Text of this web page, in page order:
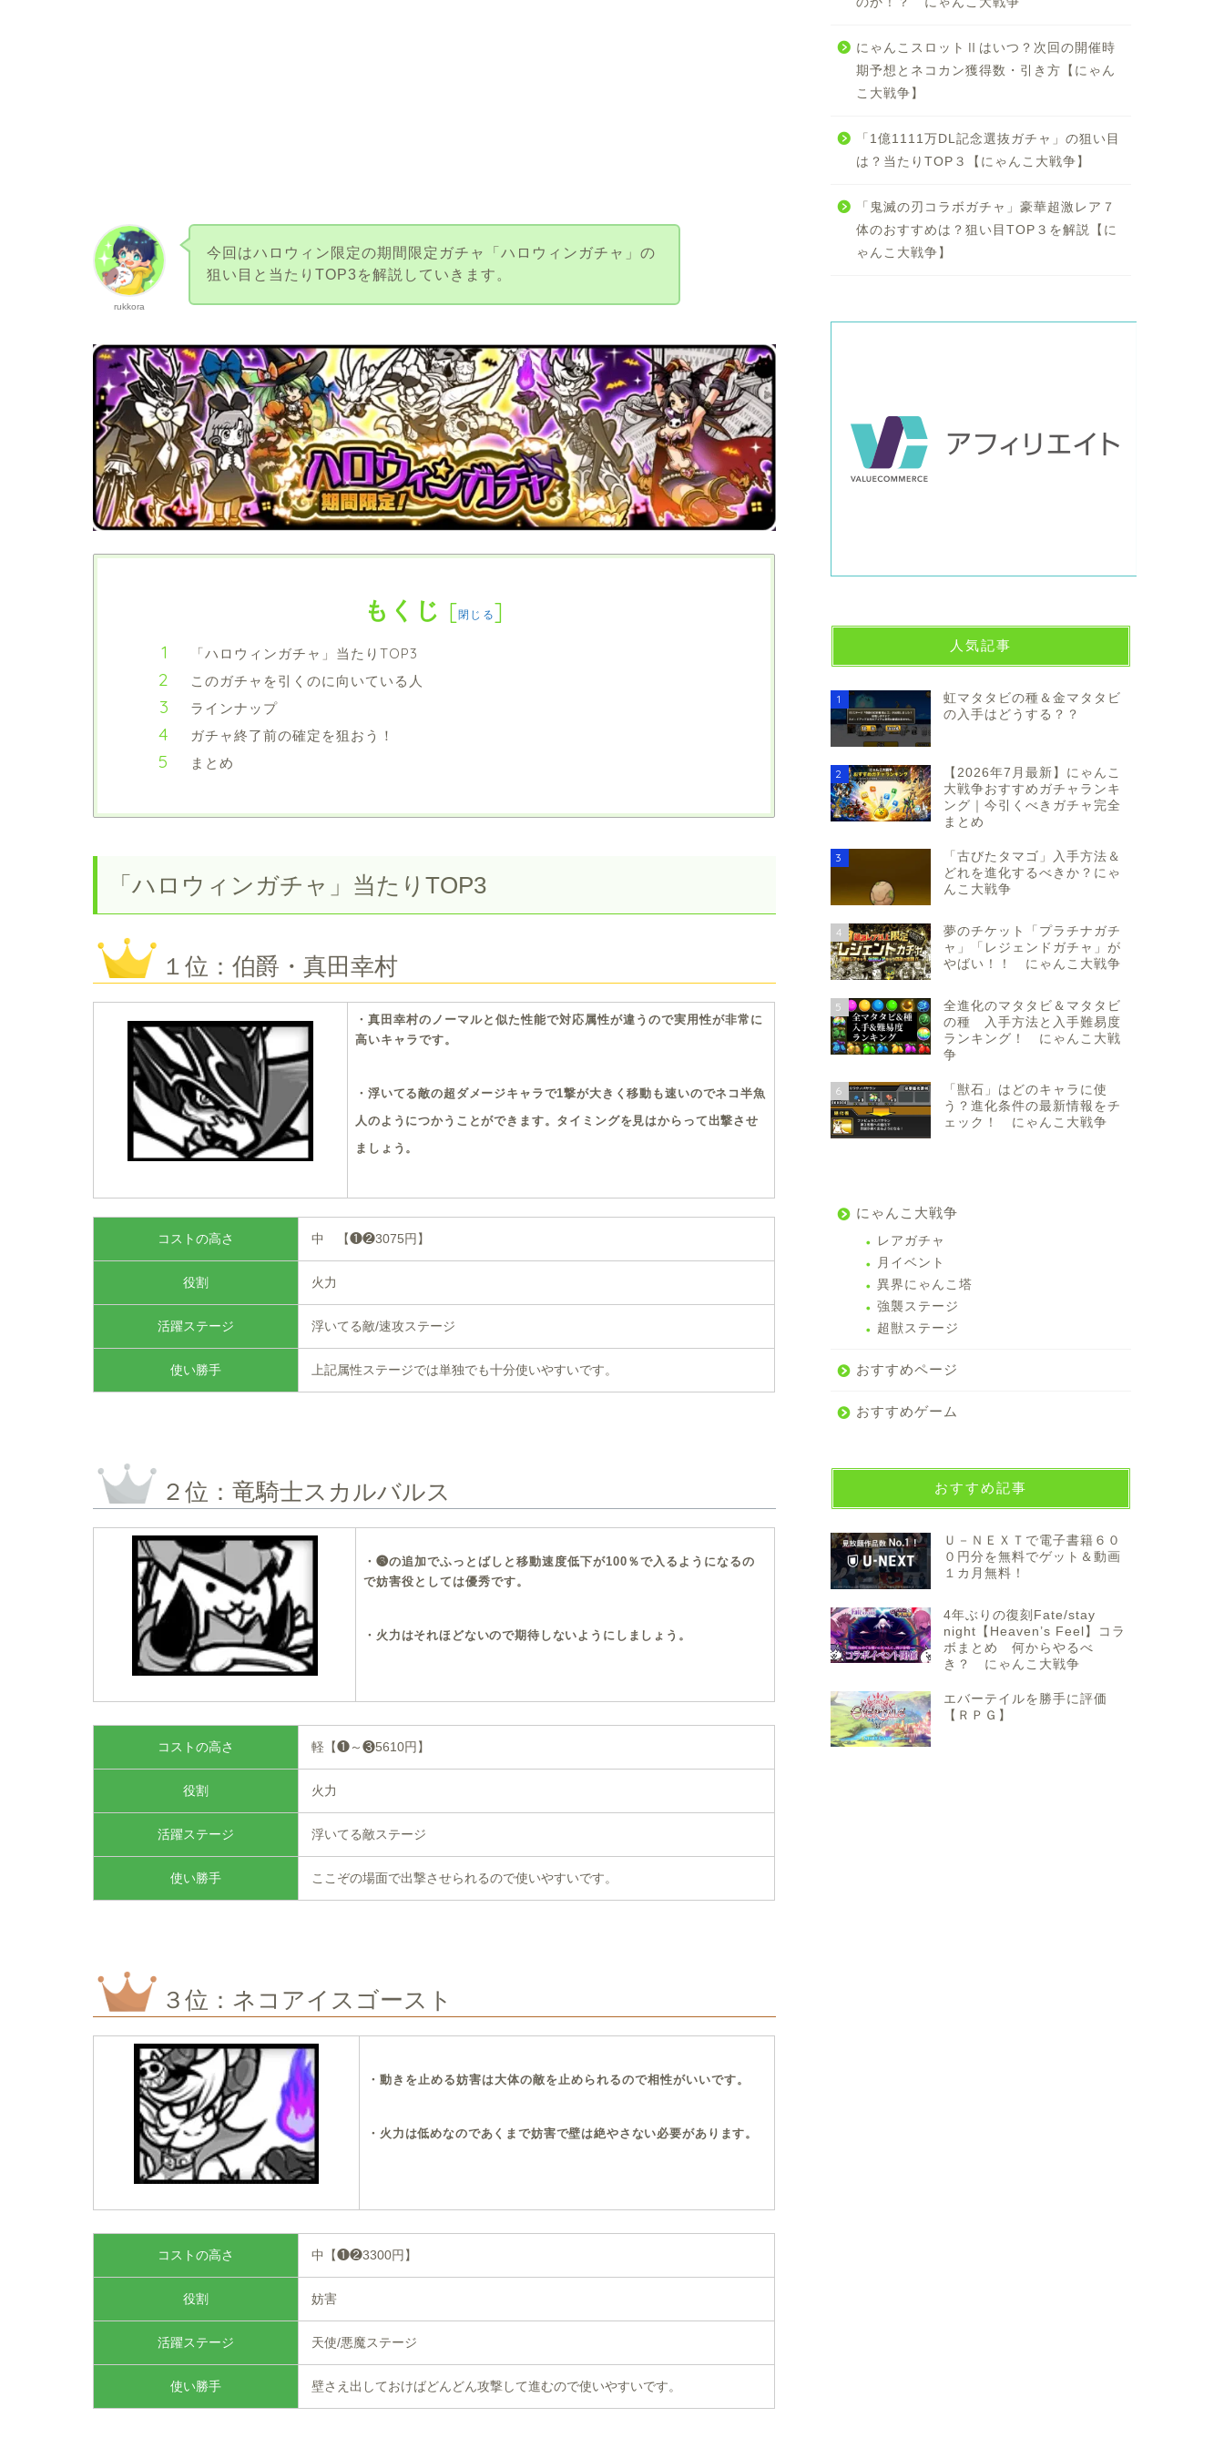
rukkora
今回はハロウィン限定の期間限定ガチャ「ハロウィンガチャ」の
狙い目と当たりTOP3を解説していきます。
もくじ [閉じる]
「ハロウィンガチャ」当たりTOP3
このガチャを引くのに向いている人
ラインナップ
ガチャ終了前の確定を狙おう！
まとめ
「ハロウィンガチャ」当たりTOP3
１位：伯爵・真田幸村
・真田幸村のノーマルと似た性能で対応属性が違うので実用性が非常に
高いキャラです。
・浮いてる敵の超ダメージキャラで1撃が大きく移動も速いのでネコ半魚
人のようにつかうことができます。タイミングを見はからって出撃させ
ましょう。
コストの高さ 中 【❶❷3075円】
役割 火力
活躍ステージ 浮いてる敵/速攻ステージ
使い勝手 上記属性ステージでは単独でも十分使いやすいです。
２位：竜騎士スカルバルス
・❸の追加でふっとばしと移動速度低下が100％で入るようになるの
で妨害役としては優秀です。
・火力はそれほどないので期待しないようにしましょう。
コストの高さ 軽【❶～❸5610円】
役割 火力
活躍ステージ 浮いてる敵ステージ
使い勝手 ここぞの場面で出撃させられるので使いやすいです。
３位：ネコアイスゴースト
・動きを止める妨害は大体の敵を止められるので相性がいいです。
・火力は低めなのであくまで妨害で壁は絶やさない必要があります。
コストの高さ 中【❶❷3300円】
役割 妨害
活躍ステージ 天使/悪魔ステージ
使い勝手 壁さえ出しておけばどんどん攻撃して進むので使いやすいです。
にゃんこスロットⅡはいつ？次回の開催時
期予想とネコカン獲得数・引き方【にゃん
こ大戦争】
「1億1111万DL記念選抜ガチャ」の狙い目
は？当たりTOP３【にゃんこ大戦争】
「鬼滅の刃コラボガチャ」豪華超激レア７
体のおすすめは？狙い目TOP３を解説【に
ゃんこ大戦争】
人気記事
1
虹マタタビの種＆金マタタビ
の入手はどうする？？
2
【2026年7月最新】にゃんこ
大戦争おすすめガチャランキ
ング｜今引くべきガチャ完全
まとめ
3
「古びたタマゴ」入手方法＆
どれを進化するべきか？にゃ
んこ大戦争
4
夢のチケット「プラチナガチ
ャ」「レジェンドガチャ」が
やばい！！ にゃんこ大戦争
5
全進化のマタタビ＆マタタビ
の種 入手方法と入手難易度
ランキング！ にゃんこ大戦
争
6
「獣石」はどのキャラに使
う？進化条件の最新情報をチ
ェック！ にゃんこ大戦争
にゃんこ大戦争
レアガチャ
月イベント
異界にゃんこ塔
強襲ステージ
超獣ステージ
おすすめページ
おすすめゲーム
おすすめ記事
Ｕ－ＮＥＸＴで電子書籍６０
０円分を無料でゲット＆動画
１カ月無料！
4年ぶりの復刻Fate/stay
night【Heaven’s Feel】コラ
ボまとめ 何からやるべ
き？ にゃんこ大戦争
エバーテイルを勝手に評価
【ＲＰＧ】